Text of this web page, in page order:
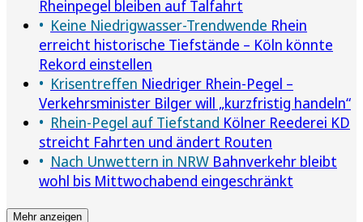
Rheinpegel bleiben auf Talfahrt
Keine Niedrigwasser-Trendwende Rhein
erreicht historische Tiefstände – Köln könnte
Rekord einstellen
Krisentreffen Niedriger Rhein-Pegel –
Verkehrsminister Bilger will „kurzfristig handeln“
Rhein-Pegel auf Tiefstand Kölner Reederei KD
streicht Fahrten und ändert Routen
Nach Unwettern in NRW Bahnverkehr bleibt
wohl bis Mittwochabend eingeschränkt
Mehr anzeigen